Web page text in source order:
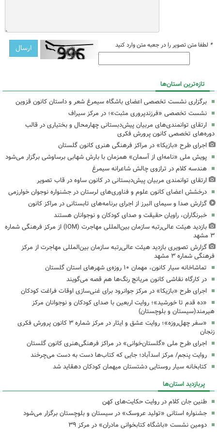
* لطفا متن تصویر را در جعبه متن وارد کنید
تازه‌ترین استان‌ها
برگزاری نشست تخصصی اعضای باشگاه سیمرغ شعر و داستان کانون قزوین
نشست تخصصی «فرزندپروری مثبت»؛ در مرکز سیراف
ارتقای توانمندی‌های مربیان پیش‌دبستانی چهارمحال و بختیاری در قالب
دوره‌های تخصصی کانون پرورش فکری
اجرای طرح «بازیکا» در مراکز فرهنگی هنری کانون گلستان
پویش ملی «نامه‌ای از آسمان» همزمان با بارش شهابی برساوشی برگزار می‌شود
هندسه کلام در ترازوی چالش شاعرانه سیمرغ
ارتقای توانمندی مربیان پیش‌دبستانی در کانون ساوه در قاب تصویر
درخشش اعضای کانون علوم و فناوری‌های لرستان در جشنواره نوجوان خوارزمی
گزارش صدا و سیمای البرز از اجرای برنامه‌های تابستانی در مراکز کانون
خبرنگاران، راویان حقیقت و صدای کودکان و نوجوانان هستند
بازدید هیئت عالی‌رتبه سازمان بین‌المللی مهاجرت (IOM) از مرکز فرهنگی شماره
۳ مشهد
گزارش تصویری بازدید هیئت عالی‌رتبه سازمان بین‌المللی مهاجرت از مرکز
فرهنگی شماره ۳ مشهد
تماشاخانه سیار کانون، مهمان ۱۰ روزه‌ی شهرهای استان گلستان
در کارگاه نقاشی کانون مریانج رنگ‌ها هم قصه می‌گویند
اجرای طرح «بازیکا» در مرکز جوانرود برای غنی‌سازی اوقات فراغت کودکان
«ده قدم تا خورشید»؛ روایت اربعین با صدای کودکان و نوجوانان مرکز
هیرمند(سیستان و بلوچستان)
«سفر چهل‌روزه»؛ روایت عشق و ایثار در مرکز شماره ۳ کانون پرورش فکری
زنجان
اجرای طرح ملی «گلستان‌خوانی» در مراکز فرهنگی‌هنری کانون گلستان
روایت پنجم/ مرکز اسدآباد؛ جایی که کتاب‌ها دست به دست می‌چرخند
کتابخانه سیار روستایی دشتستان میهمان کودکان دهقاید شد
پربازدید استان‌ها
طنین جان کلام در روایت حکایت‌های کهن
جشنواره استانی «تولید عروسک» در سیستان و بلوچستان برگزار می‌شود
دومین نشست «باشگاه کتابخوانی مادران» در مرکز ۳۹